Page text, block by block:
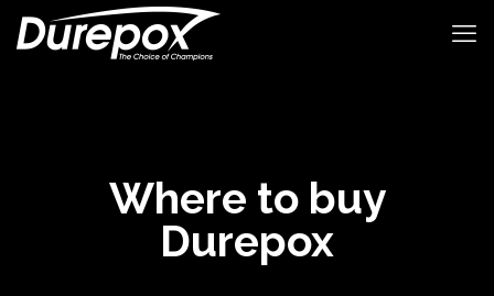
Where to buy
Durepox